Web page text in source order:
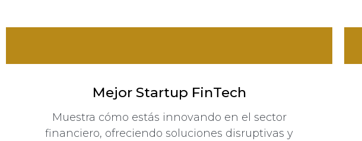
Mejor Startup FinTech
Muestra cómo estás innovando en el sector
financiero, ofreciendo soluciones disruptivas y